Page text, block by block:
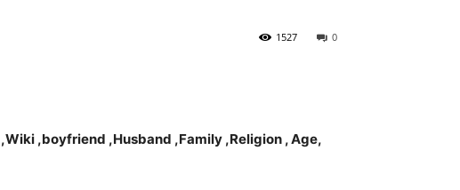
0
1527
Hindi ,Wiki ,boyfriend ,Husband ,Family ,Religion , Age,